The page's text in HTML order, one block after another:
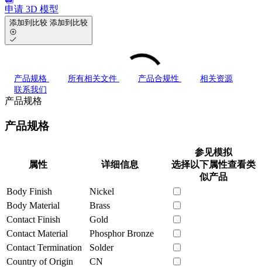
申请 3D 模型
添加到比较 添加到比较
产品规格 所有相关文件 产品合规性
相关资源
联系我们
产品规格
产品规格
属性 详细信息
参见模拟
选择以下属性查看类
似产品
Body Finish
Nickel
Body Material
Brass
Contact Finish
Gold
Contact Material
Phosphor Bronze
Contact Termination
Solder
Country of Origin
CN